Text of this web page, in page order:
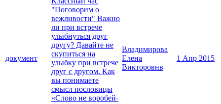
документ
"Поговорим о
вежливости" Важно
ли при встрече
улыбнуться друг
другу? Давайте не
скупиться на
улыбку при встрече
друг с другом. Как
вы понимаете
смысл пословицы
«Слово не воробей-
Владимирова
Елена
Викторовнв
1 Апр 2015